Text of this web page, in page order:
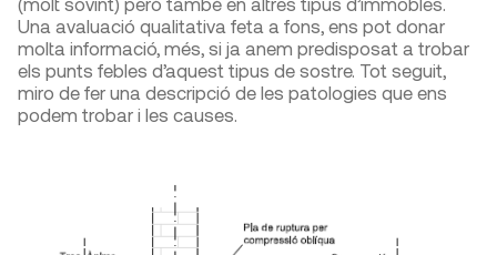
Una avaluació qualitativa feta a fons, ens pot donar
molta informació, més, si ja anem predisposat a trobar
els punts febles d’aquest tipus de sostre. Tot seguit,
miro de fer una descripció de les patologies que ens
podem trobar i les causes.